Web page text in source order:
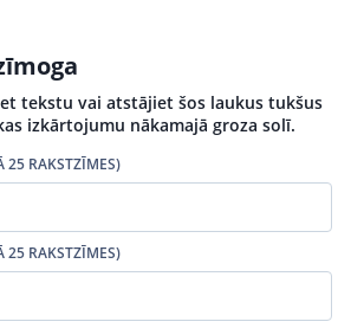
tekstu vai atstājiet šos laukus tukšus
izkārtojumu nākamajā groza solī.
25 RAKSTZĪMES)
25 RAKSTZĪMES)